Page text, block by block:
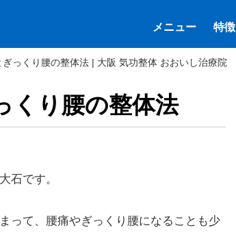
メニュー 特徴
っくり腰の整体法 | 大阪 気功整体 おおいし治療院
くり腰の整体法
石です。
って、腰痛やぎっくり腰になることも少